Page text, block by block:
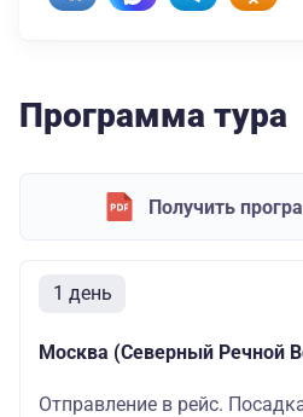
Программа тура
Получить
1 день
Москва (Северный Речной
Отправление в рейс.